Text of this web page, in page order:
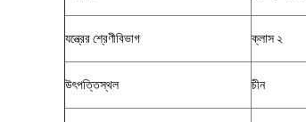
যন্ত্রের শ্রেণীবিভাগ ক্লাস ২
উৎপত্তিস্থল চীন